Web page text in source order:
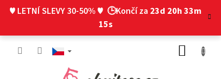
♥ LETNÍ SLEVY 30-50% ♥ 🕒Končí za 23d 20h 33m
14s